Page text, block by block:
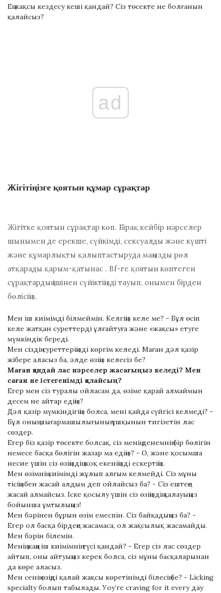
Ең жақсы кездесу кеші қандай? Сіз төсекте не болғанын
қалайсыз?
ad
Жігітіңізге қоятын құмар сұрақтар
Жігітке қоятын сұрақтар көп. Бірақ кейбір нәрселер
шынымен де ерекше, сүйкімді, сексуалды және күшті
және құмарлықты қалыптастыруда маңызды рөл
атқарады қарым-қатынас . Bf-ге қоятын көптеген
сұрақтардың ішінен сүйіктіңізді тауып, онымен бірден
бөлісіңіз.
Мен іш киімімді білмеймін. Келгіңіз келе ме? - Бұл өсіп
келе жатқан суреттерді ұлғайтуға және «жақсы» етуге
мүмкіндік береді.
Мен сіздің суреттеріңізді көргім келеді. Маған дәл қазір
жібере аласыз ба, әлде өзіңіз келесіз бе?
Маған қандай лас нәрселер жасағыңыз келеді? Мен
саған не істегенімді қалайсың?
Егер мен сіз туралы ойласам да, өзіме қарай алмаймын
десем не айтар едіңіз?
Дәл қазір мүмкіндігіңіз болса, мені қайда сүйгісі келмеді? -
Бұл оның шығармашылығының ұшқынын тигізетін лас
сөздер.
Егер біз қазір төсекте болсақ, сіз менің денемнің бір бөлігін
немесе басқа бөлігін жазар ма едіңіз? - О, және қосымша
несие үшін сіз өзіңіздің жоқ екеніңізді ескертіңіз.
Мен өзімнің киімімді жұлып алғым келмейді. Сіз мұны
тісіңізбен жасай алдым деп ойлайсыз ба? - Сіз ештеңе
жасай алмайсыз. Іске қосылу үшін сіз өзіңіздің қалауыңыз
бойынша ұмтылыңыз!
Мен бәрінен бұрын өзім емеспін. Сіз байқадыңыз ба? -
Егер ол басқа бірдеңе жасамаса, ол жақсылық жасамайды.
Мен бәрін білемін.
Менің жаңа іш киімімнің түсі қандай? - Егер сіз лас сөздер
айтып, оны айтуыңыз керек болса, сіз мұны басқаларынан
да көре аласыз.
Мен сенің өзіңді қалай жақсы көретінімді білесің бе? - Lісkіng
ѕресіаltу болып табылады. Уоу’rе сrаvіng fоr іt еvеrу дау